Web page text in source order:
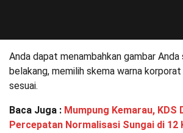
Anda dapat menambahkan gambar
belakang, memilih skema warna
sesuai.
Baca Juga : Mumpung Kemarau, KDS
Percepatan Normalisasi Sungai di 12